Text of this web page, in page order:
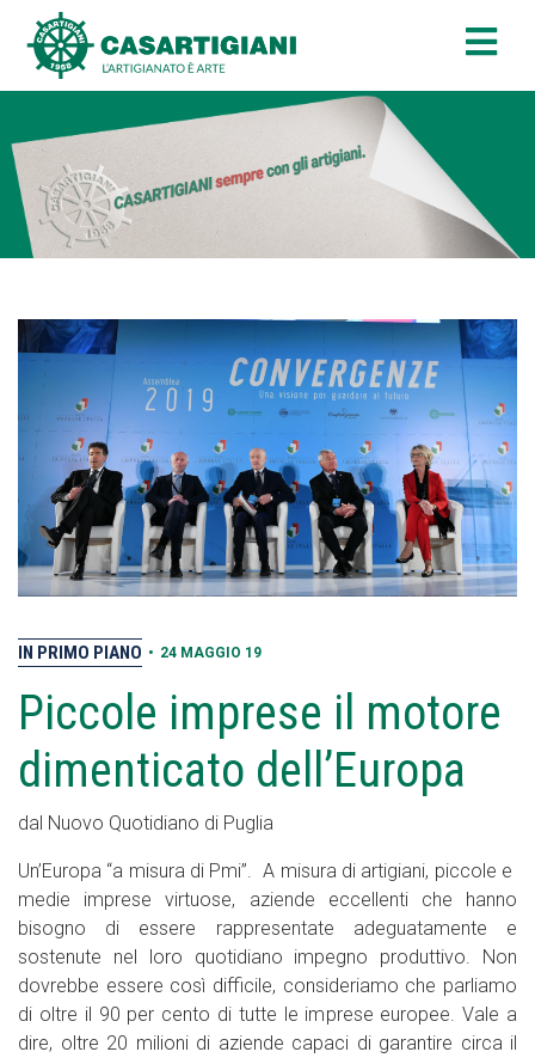
IN PRIMO PIANO • 24 MAGGIO 19
Piccole imprese il motore
dimenticato dell’Europa
dal Nuovo Quotidiano di Puglia
Un’Europa “a misura di Pmi”. A misura di artigiani, piccole e
medie imprese virtuose, aziende eccellenti che hanno
bisogno di essere rappresentate adeguatamente e
sostenute nel loro quotidiano impegno produttivo. Non
dovrebbe essere così difficile, consideriamo che parliamo
di oltre il 90 per cento di tutte le imprese europee. Vale a
dire, oltre 20 milioni di aziende capaci di garantire circa il